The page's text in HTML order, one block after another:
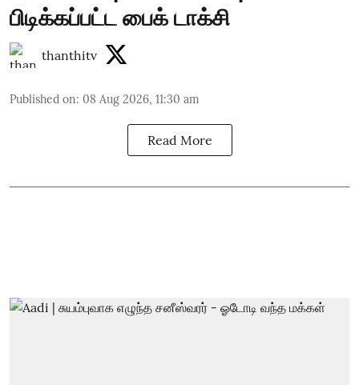
பிடிக்கப்பட்ட பைக் டாக்சி
thanthitv
Published on: 08 Aug 2026, 11:30 am
Read More